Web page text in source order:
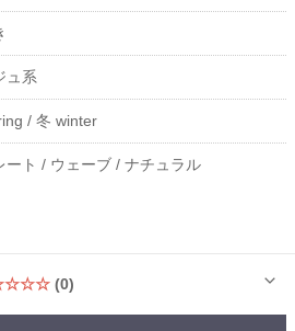
ュ系
/ 冬 winter
ート / ウェーブ / ナチュラル
(0)